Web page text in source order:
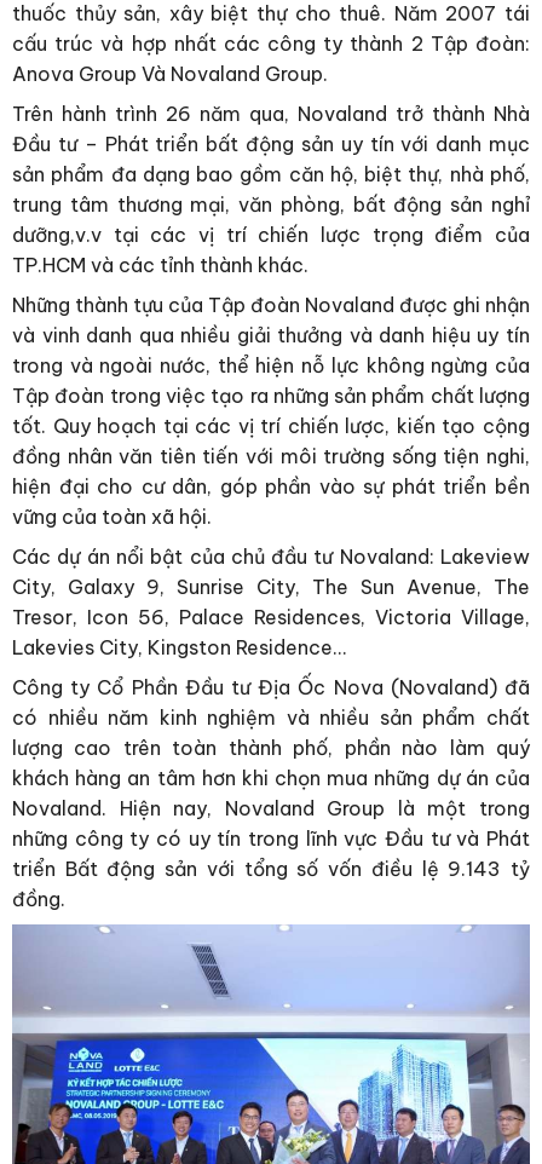
thuốc thủy sản, xây biệt thự cho thuê. Năm 2007 tái
cấu trúc và hợp nhất các công ty thành 2 Tập đoàn:
Anova Group Và Novaland Group.
Trên hành trình 26 năm qua, Novaland trở thành Nhà
Đầu tư – Phát triển bất động sản uy tín với danh mục
sản phẩm đa dạng bao gồm căn hộ, biệt thự, nhà phố,
trung tâm thương mại, văn phòng, bất động sản nghỉ
dưỡng,v.v tại các vị trí chiến lược trọng điểm của
TP.HCM và các tỉnh thành khác.
Những thành tựu của Tập đoàn Novaland được ghi nhận
và vinh danh qua nhiều giải thưởng và danh hiệu uy tín
trong và ngoài nước, thể hiện nỗ lực không ngừng của
Tập đoàn trong việc tạo ra những sản phẩm chất lượng
tốt. Quy hoạch tại các vị trí chiến lược, kiến tạo cộng
đồng nhân văn tiên tiến với môi trường sống tiện nghi,
hiện đại cho cư dân, góp phần vào sự phát triển bền
vững của toàn xã hội.
Các dự án nổi bật của chủ đầu tư Novaland: Lakeview
City, Galaxy 9, Sunrise City, The Sun Avenue, The
Tresor, Icon 56, Palace Residences, Victoria Village,
Lakevies City, Kingston Residence…
Công ty Cổ Phần Đầu tư Địa Ốc Nova (Novaland) đã
có nhiều năm kinh nghiệm và nhiều sản phẩm chất
lượng cao trên toàn thành phố, phần nào làm quý
khách hàng an tâm hơn khi chọn mua những dự án của
Novaland. Hiện nay, Novaland Group là một trong
những công ty có uy tín trong lĩnh vực Đầu tư và Phát
triển Bất động sản với tổng số vốn điều lệ 9.143 tỷ
đồng.